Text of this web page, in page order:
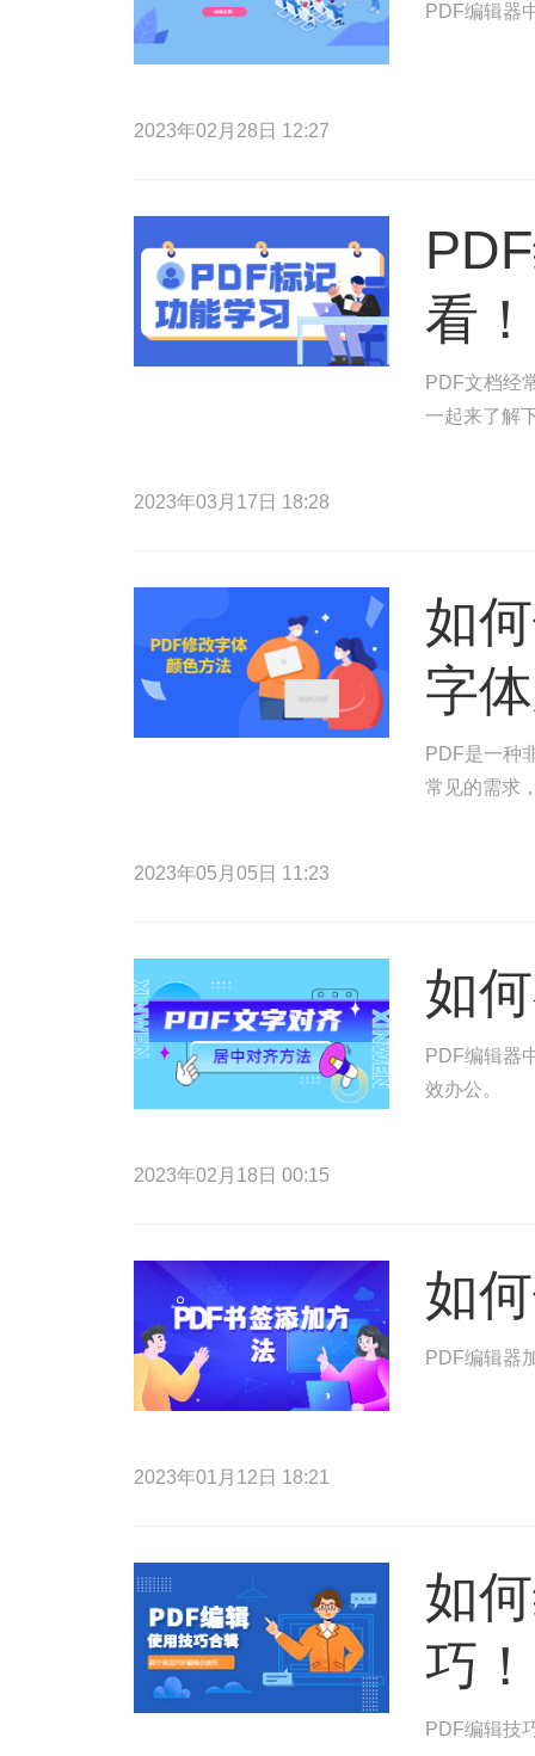
PDF编辑器
2023年02月28日 12:27
看！
PDF文档经
一起来了解
2023年03月17日 18:28
如
字
PDF是一种
常见的需求
2023年05月05日 11:23
如
PDF编辑器
效办公。
2023年02月18日 00:15
如
PDF编辑器
2023年01月12日 18:21
如
巧！
PDF编辑技